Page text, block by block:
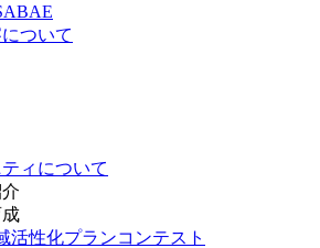
ついて
ィについて
活性化プランコンテスト